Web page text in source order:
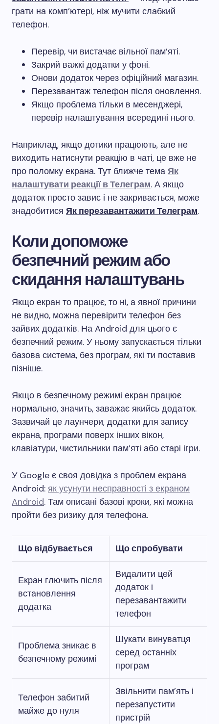
грати на комп’ютері, ніж мучити слабкий
телефон.
Перевір, чи вистачає вільної пам’яті.
Закрий важкі додатки у фоні.
Онови додаток через офіційний магазин.
Перезавантаж телефон після оновлення.
Якщо проблема тільки в месенджері,
перевір налаштування всередині нього.
Наприклад, якщо дотики працюють, але не
виходить натиснути реакцію в чаті, це вже не
про поломку екрана. Тут ближче тема Як
налаштувати реакції в Телеграм. А якщо
додаток просто завис і не закривається, може
знадобитися Як перезавантажити Телеграм.
Коли допоможе
безпечний режим або
скидання налаштувань
Якщо екран то працює, то ні, а явної причини
не видно, можна перевірити телефон без
зайвих додатків. На Android для цього є
безпечний режим. У ньому запускається тільки
базова система, без програм, які ти поставив
пізніше.
Якщо в безпечному режимі екран працює
нормально, значить, заважає якийсь додаток.
Зазвичай це лаунчери, додатки для запису
екрана, програми поверх інших вікон,
клавіатури, чистильники пам’яті або старі ігри.
У Google є своя довідка з проблем екрана
Android: як усунути несправності з екраном
Android. Там описані базові кроки, які можна
пройти без ризику для телефона.
Що відбувається Що спробувати
Екран глючить після
встановлення
додатка
Видалити цей
додаток і
перезавантажити
телефон
Проблема зникає в
безпечному режимі
Шукати винуватця
серед останніх
програм
Телефон забитий
майже до нуля
Звільнити пам’ять і
перезапустити
пристрій